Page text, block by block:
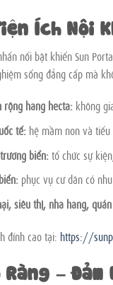
Ích Nội
nổi bật khiến Sun
sống đẳng cấp mà
rộng hàng hecta:không
tế:hệ mầm non và tiểu
biển:tổ chức sự
phục vụ cư dân có
siêu thị, nhà hàng,
đỉnh cao tại: https://
–